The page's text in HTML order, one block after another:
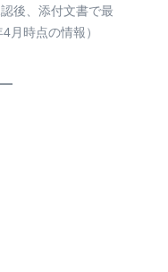
後、添付文書で最
月時点の情報）